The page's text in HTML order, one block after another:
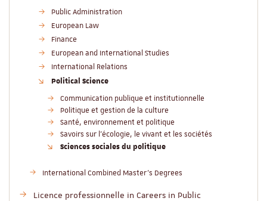
Public Administration
European Law
Finance
European and International Studies
International Relations
Political Science
Communication publique et institutionnelle
Politique et gestion de la culture
Santé, environnement et politique
Savoirs sur l'écologie, le vivant et les sociétés
Sciences sociales du politique
International Combined Master’s Degrees
Licence professionnelle in Careers in Public